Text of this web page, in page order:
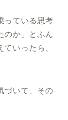
っている思考
のか」とふん
いったら、
づいて、その